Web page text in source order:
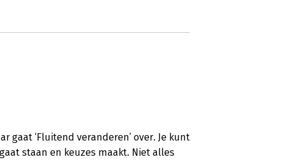
gaat ‘Fluitend veranderen’ over. Je kunt
staan en keuzes maakt. Niet alles